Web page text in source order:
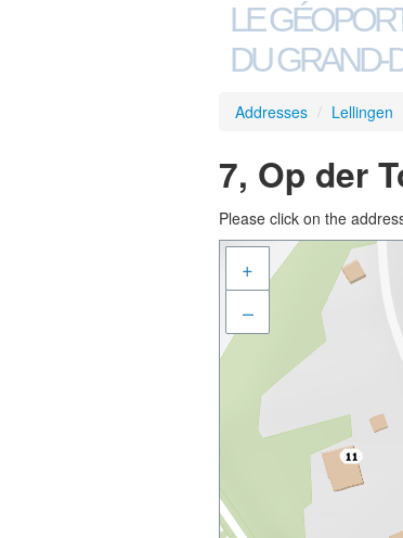
LE
DU GRAND-
Addresses / Lellingen
7, Op der
Please click on the
+
–